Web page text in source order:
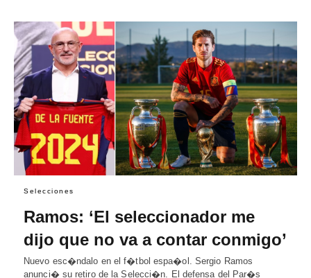
Selecciones
Ramos: ‘El seleccionador me
dijo que no va a contar conmigo’
Nuevo esc�ndalo en el f�tbol espa�ol. Sergio Ramos
anunci� su retiro de la Selecci�n. El defensa del Par�s